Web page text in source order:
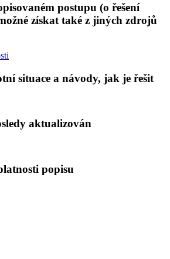
postupu (o řešení
získat také z jiných zdrojů
situace a návody, jak je řešit
aktualizován
popisu